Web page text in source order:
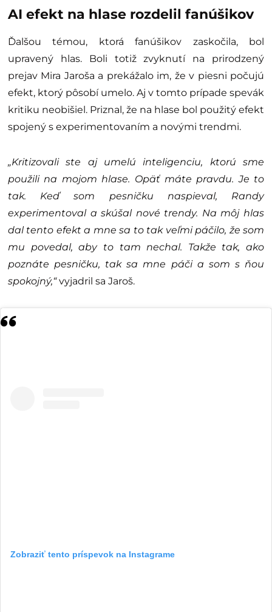
AI efekt na hlase rozdelil fanúšikov
Ďalšou témou, ktorá fanúšikov zaskočila, bol
upravený hlas. Boli totiž zvyknutí na prirodzený
prejav Mira Jaroša a prekážalo im, že v piesni počujú
efekt, ktorý pôsobí umelo. Aj v tomto prípade spevák
kritiku neobišiel. Priznal, že na hlase bol použitý efekt
spojený s experimentovaním a novými trendmi.
„Kritizovali ste aj umelú inteligenciu, ktorú sme
použili na mojom hlase. Opäť máte pravdu. Je to
tak. Keď som pesničku naspieval, Randy
experimentoval a skúšal nové trendy. Na môj hlas
dal tento efekt a mne sa to tak veľmi páčilo, že som
mu povedal, aby to tam nechal. Takže tak, ako
poznáte pesničku, tak sa mne páči a som s ňou
spokojný,“vyjadril sa Jaroš.
Zobraziť tento príspevok na Instagrame